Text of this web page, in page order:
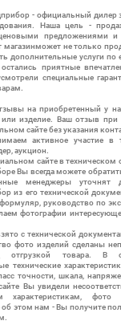
- официальный дилер
Наша цель -
предложениями
магазинможет не только
дополнительные услуги по
приятные
специальные
на приобретенный у
или изделие. Ваш отзыв при
сайте без указания
активное участие в
аукцион.
сайте в техническом
Вы всегда можете
менеджеры уточнят
из его технической
руководство по
фотографии
с технической
фото изделий сделаны
отгрузкой товара. В
технические
точности, шкала,
Вы увидели
характеристикам,
этом нам - Вы получите